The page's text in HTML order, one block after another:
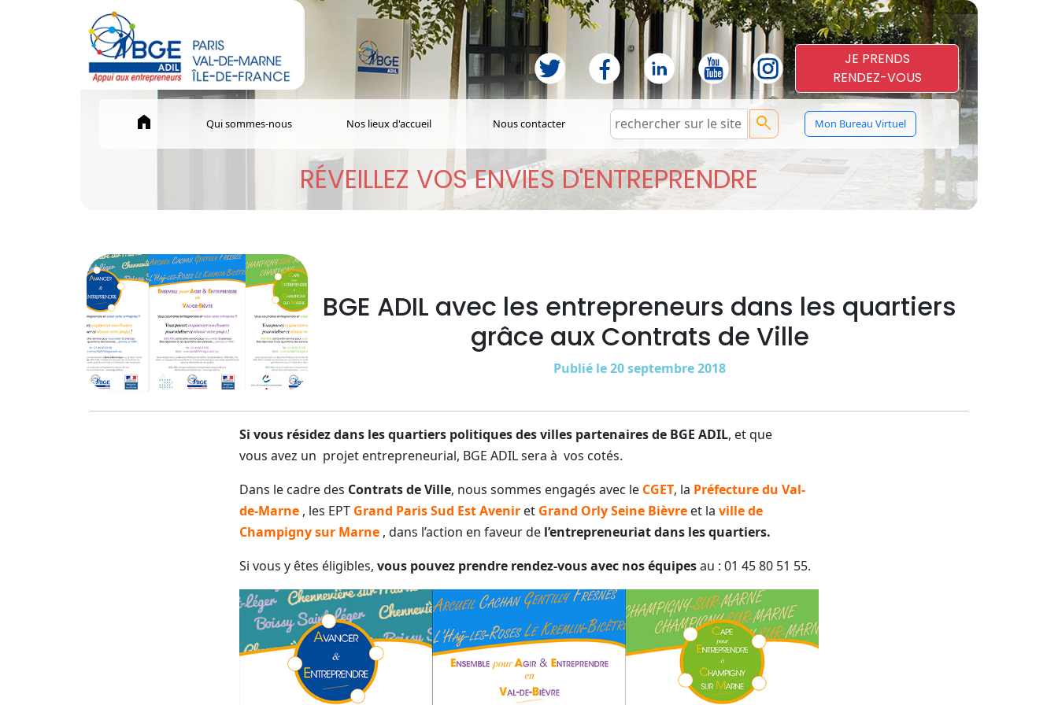
JE PRENDS
RENDEZ-VOUS
home Qui sommes-nous Nos lieux d'accueil Nous contacter search Mon Bureau Virtuel
RÉVEILLEZ VOS ENVIES D'ENTREPRENDRE
BGE ADIL avec les entrepreneurs dans les quartiers
grâce aux Contrats de Ville
Publié le 20 septembre 2018
Si vous résidez dans les quartiers politiques des villes partenaires de BGE ADIL, et que
vous avez un projet entrepreneurial, BGE ADIL sera à vos cotés.
Dans le cadre des Contrats de Ville, nous sommes engagés avec le CGET, la Préfecture du Val-
de-Marne , les EPT Grand Paris Sud Est Avenir et Grand Orly Seine Bièvre et la ville de
Champigny sur Marne , dans l’action en faveur de l’entrepreneuriat dans les quartiers.
Si vous y êtes éligibles, vous pouvez prendre rendez-vous avec nos équipesau : 01 45 80 51 55.